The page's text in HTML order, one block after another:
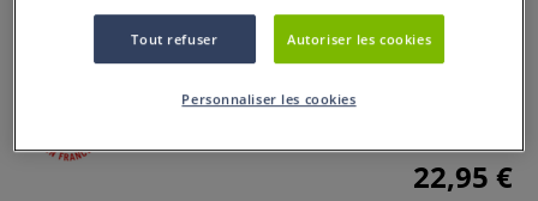
résistante et couvrante. Idéale pour dorures, reliefs et
détails décoratifs
Plus
22,95 €
Tout refuser Autoriser les cookies
Personnaliser les cookies